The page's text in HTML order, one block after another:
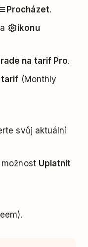
Procházet.
ikonu
na tarif Pro.
tarif (Monthly
svůj aktuální
Uplatnit